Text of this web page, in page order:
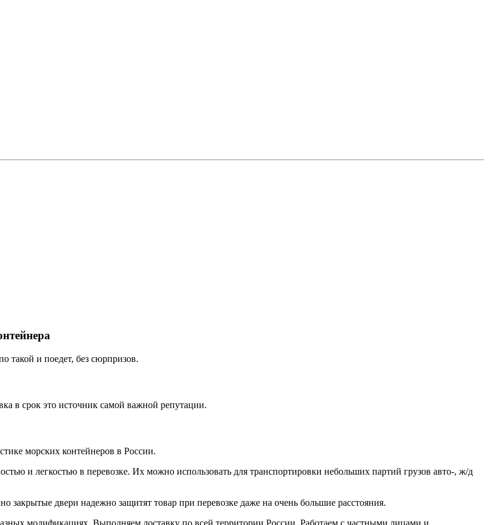
такой и поедет, без сюрпризов.
в срок это источник самой важной репутации.
морских контейнеров в России.
и легкостью в перевозке. Их можно использовать для транспортировки небольших партий грузов авто-, ж/д
двери надежно защитят товар при перевозке даже на очень большие расстояния.